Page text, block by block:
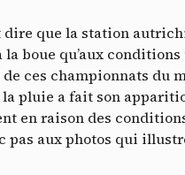
dire que la station
boue qu’aux
ces championnats du
la pluie a fait son
en raison des
pas aux photos qui